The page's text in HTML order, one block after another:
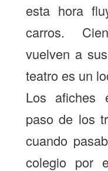
esta hora
carros.
vuelven a
teatro es un
Los afiches
paso de los
cuando
colegio por